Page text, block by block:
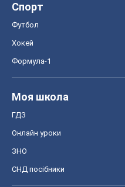
Спорт
Футбол
Хокей
Формула-1
Моя школа
ГДЗ
Онлайн уроки
ЗНО
СНД посібники